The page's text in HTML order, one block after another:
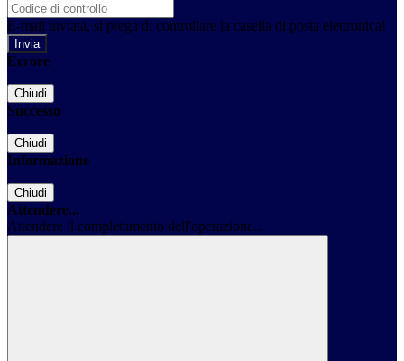
E-mail inviata, si prega di controllare la casella di posta elettronica!
Errore
Chiudi
Successo
Chiudi
Informazione
Chiudi
Attendere...
Attendere il completamento dell'operazione...